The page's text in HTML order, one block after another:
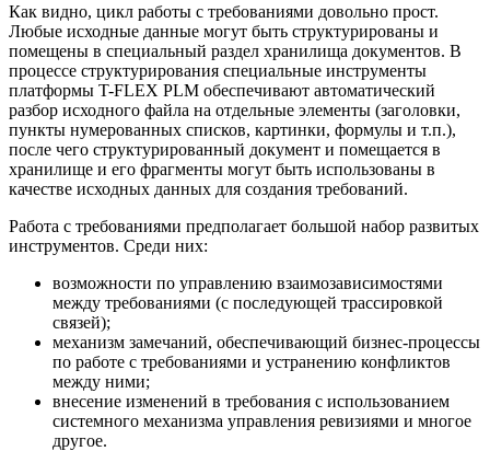
Как видно, цикл работы с требованиями довольно прост.
Любые исходные данные могут быть структурированы и
помещены в специальный раздел хранилища документов. В
процессе структурирования специальные инструменты
платформы T-FLEX PLM обеспечивают автоматический
разбор исходного файла на отдельные элементы (заголовки,
пункты нумерованных списков, картинки, формулы и т.п.),
после чего структурированный документ и помещается в
хранилище и его фрагменты могут быть использованы в
качестве исходных данных для создания требований.
Работа с требованиями предполагает большой набор развитых
инструментов. Среди них:
возможности по управлению взаимозависимостями
между требованиями (с последующей трассировкой
связей);
механизм замечаний, обеспечивающий бизнес-процессы
по работе с требованиями и устранению конфликтов
между ними;
внесение изменений в требования с использованием
системного механизма управления ревизиями и многое
другое.